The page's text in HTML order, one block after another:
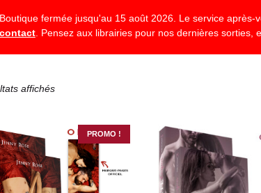
Boutique fermée jusqu'au 15 août 2026. Le service
contact. Pensez aux librairies pour nos dernières sorties,
affichés
PROMO !